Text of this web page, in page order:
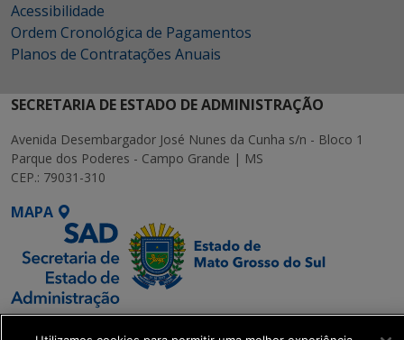
Acessibilidade
Ordem Cronológica de Pagamentos
Planos de Contratações Anuais
SECRETARIA DE ESTADO DE ADMINISTRAÇÃO
Avenida Desembargador José Nunes da Cunha s/n - Bloco 1
Parque dos Poderes - Campo Grande | MS
CEP.: 79031-310
MAPA